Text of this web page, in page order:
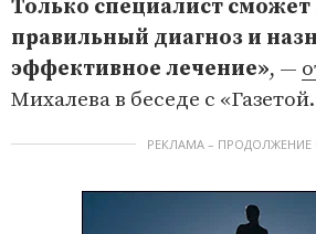
Только специалист сможет
правильный диагноз и
эффективное лечение», —
Михалева в беседе с
РЕКЛАМА – ПРОДОЛЖЕНИЕ